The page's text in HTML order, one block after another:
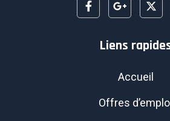
Liens
Accueil
Offres